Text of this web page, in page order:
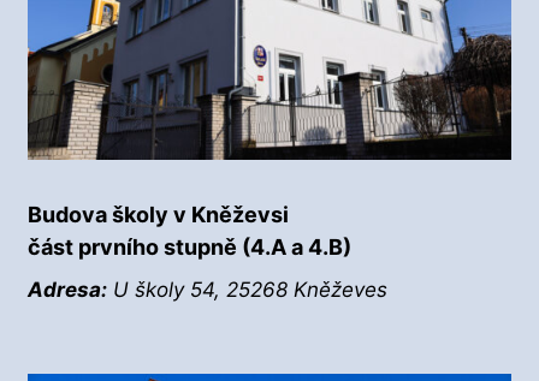
Budova školy v Kněževsi
část prvního stupně (4.A a 4.B)
Adresa: U školy 54, 25268 Kněževes